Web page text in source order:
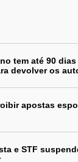
tem até 90 dias
devolver os
apostas
e STF